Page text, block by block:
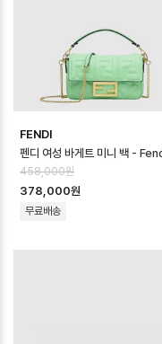
FENDI
458,000원
378,000원
무료배송